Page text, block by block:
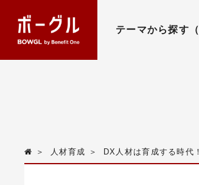
テーマから探す（
＞ 人材育成 ＞ DX人材は育成する時代